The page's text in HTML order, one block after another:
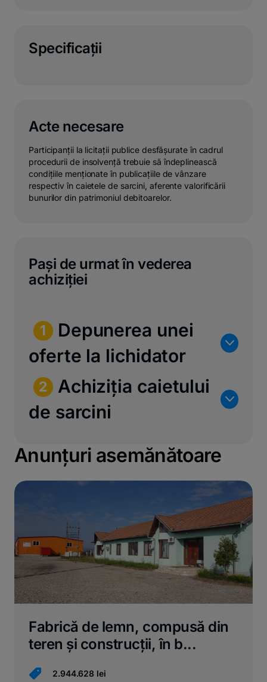
Specificaţii
Acte necesare
Participanții la licitații publice desfășurate în cadrul
procedurii de insolvență trebuie să îndeplinească
condițiile menționate în publicațiile de vânzare
respectiv în caietele de sarcini, aferente valorificării
bunurilor din patrimoniul debitoarelor.
Pași de urmat în vederea
achiziției
1 Depunerea unei
oferte la lichidator
n
2 Achiziția caietului
de sarcini
n
Anunțuri asemănătoare
Fabrică de lemn, compusă din
teren și construcții, în b...
2.944.628 lei